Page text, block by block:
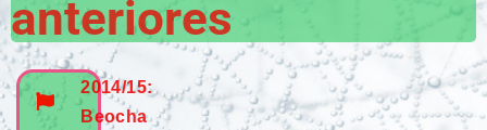
anteriores
2014/15:
Beocha